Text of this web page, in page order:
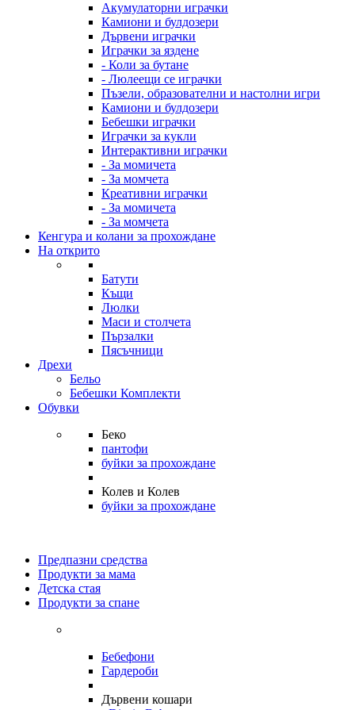
Акумулаторни играчки
Камиони и булдозери
Дървени играчки
Играчки за яздене
- Коли за бутане
- Люлеещи се играчки
Пъзели, образователни и настолни игри
Камиони и булдозери
Бебешки играчки
Играчки за кукли
Интерактивни играчки
- За момичета
- За момчета
Креативни играчки
- За момичета
- За момчета
Кенгура и колани за прохождане
На открито
Батути
Къщи
Люлки
Маси и столчета
Пързалки
Пясъчници
Дрехи
Бельо
Бебешки Комплекти
Обувки
Беко
пантофи
буйки за прохождане
Колев и Колев
буйки за прохождане
Предпазни средства
Продукти за мама
Детска стая
Продукти за спане
Бебефони
Гардероби
Дървени кошари